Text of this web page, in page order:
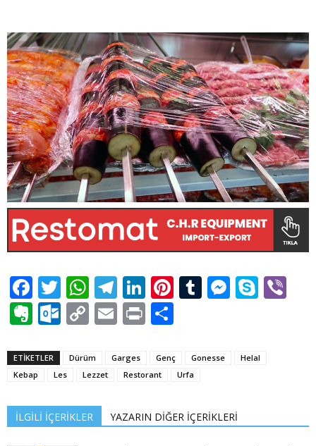
Facebook
TwitterWhatsApp
Telegram
LinkedIn
Pinterest
Tumblr
Evernote
Outlook.com
CopyEmailPrint
ETİKETLER Dürüm Garges Genç Gonesse
Helal
Kebap
Les Lezzet Restorant Urfa
İLGİLİ İÇERİKLER YAZARIN DİĞER İÇERİKLERİ